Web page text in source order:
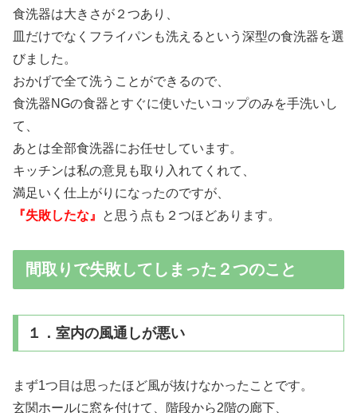
食洗器は大きさが２つあり、
皿だけでなくフライパンも洗えるという深型の食洗器を選
びました。
おかげで全て洗うことができるので、
食洗器NGの食器とすぐに使いたいコップのみを手洗いし
て、
あとは全部食洗器にお任せしています。
キッチンは私の意見も取り入れてくれて、
満足いく仕上がりになったのですが、
『失敗したな』
と思う点も２つほどあります。
間取りで失敗してしまった２つのこと
１．室内の風通しが悪い
まず1つ目は思ったほど風が抜けなかったことです。
玄関ホールに窓を付けて、階段から2階の廊下、